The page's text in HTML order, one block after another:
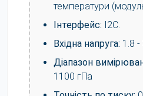
температури
Інтерфейс: I2C.
Вхідна напруга: 1.8 -
Діапазон
1100 гПа